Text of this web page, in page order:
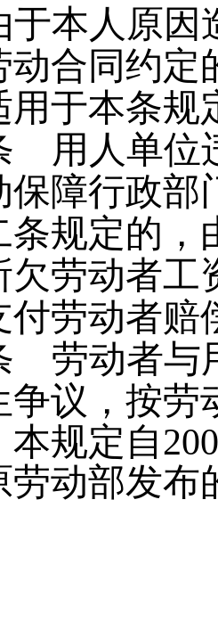
于本人原因
动合同约定
用于本条规
用人单位
保障行政部
条规定的，
欠劳动者
付劳动者赔
劳动者与
争议，按劳
规定自
劳动部发布